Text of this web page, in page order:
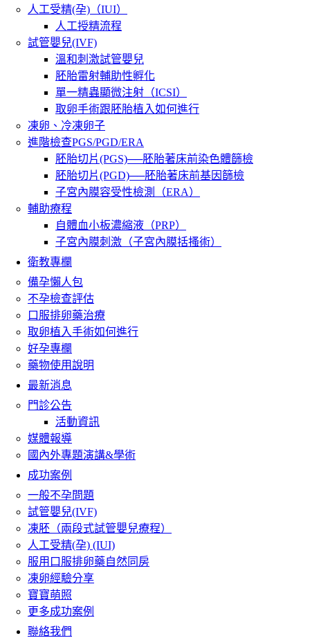
人工受精(孕)（IUI）
人工授精流程
試管嬰兒(IVF)
溫和刺激試管嬰兒
胚胎雷射輔助性孵化
單一精蟲顯微注射（ICSI）
取卵手術跟胚胎植入如何進行
凍卵、冷凍卵子
進階檢查PGS/PGD/ERA
胚胎切片(PGS)──胚胎著床前染色體篩檢
胚胎切片(PGD)──胚胎著床前基因篩檢
子宮內膜容受性檢測（ERA）
輔助療程
自體血小板濃縮液（PRP）
子宮內膜刺激（子宮內膜括搔術）
衛教專欄
備孕懶人包
不孕檢查評估
口服排卵藥治療
取卵植入手術如何進行
好孕專欄
藥物使用說明
最新消息
門診公告
活動資訊
媒體報導
國內外專題演講&學術
成功案例
一般不孕問題
試管嬰兒(IVF)
凍胚（兩段式試管嬰兒療程）
人工受精(孕) (IUI)
服用口服排卵藥自然同房
凍卵經驗分享
寶寶萌照
更多成功案例
聯絡我們